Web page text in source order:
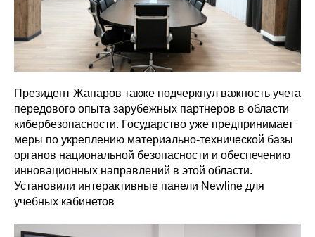
Президент Жапаров также подчеркнул важность учета
передового опыта зарубежных партнеров в области
кибербезопасности. Государство уже предпринимает
меры по укреплению материально-технической базы
органов национальной безопасности и обеспечению
инновационных направлений в этой области.
Установили интерактивные панели Newline для
учебных кабинетов